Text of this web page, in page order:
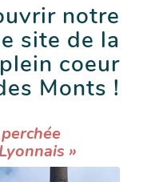
notre
site de la
coeur
Monts !
»